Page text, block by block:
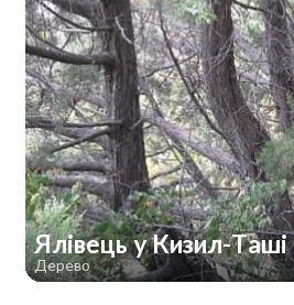
Ялівець у Кизил-Таші
Дерево